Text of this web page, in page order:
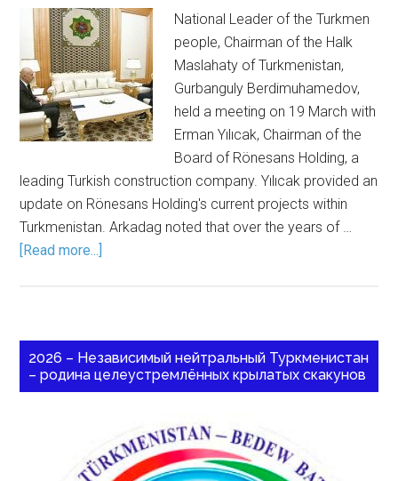
National Leader of the Turkmen
people, Chairman of the Halk
Maslahaty of Turkmenistan,
Gurbanguly Berdimuhamedov,
held a meeting on 19 March with
Erman Yılıcak, Chairman of the
Board of Rönesans Holding, a
leading Turkish construction company. Yılıcak provided an
update on Rönesans Holding's current projects within
Turkmenistan. Arkadag noted that over the years of …
[Read more...]
2026 – Независимый нейтральный Туркменистан
– родина целеустремлённых крылатых скакунов